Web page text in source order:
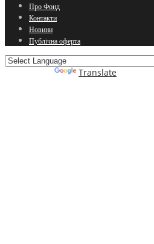
Про Фонд
Контакти
Новини
Публічна оферта
Translate